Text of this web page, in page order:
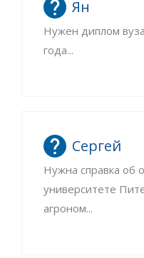
Ян
Нужен диплом
года...
Сергей
Нужна справка об
университете
агроном...